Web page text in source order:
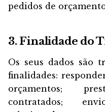
pedidos de
3. Finalidade do
Os seus dados são
finalidades:
orçamentos;
contratados;